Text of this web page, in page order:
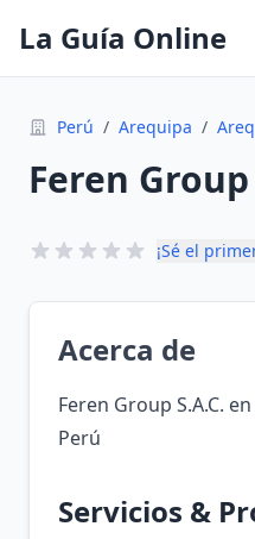
La Guía Online
Perú / Arequipa /
Feren Group
¡Sé el
Acerca de
Feren Group S.A.C.
Perú
Servicios &